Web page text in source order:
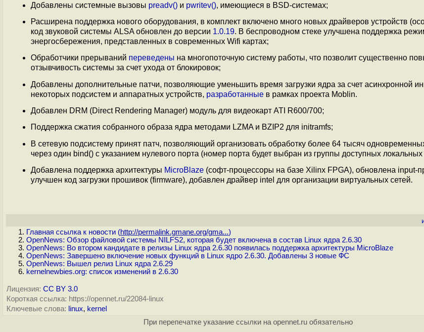
Добавлены системные вызовы preadv() и pwritev(), имеющиеся в BSD-системах;
Расширена поддержка нового оборудования, в комплект включено много новых драйверов устройств
код звуковой системы ALSA обновлен до версии 1.0.19. В беспроводном стеке улучшена поддержка
энергосбережения, представленных в современных Wifi картах;
Обработчики прерываний переведены на многопоточную систему работы, что позволит существенно
отзывчивость системы за счет ухода от блокировок;
Добавлены дополнительные патчи, позволяющие уменьшить время загрузки ядра за счет асинхронной
некоторых подсистем и аппаратных устройств, разработанные в рамках проекта Moblin.
Добавлен DRM (Direct Rendering Manager) модуль для видеокарт ATI R600/700;
Поддержка сжатия собранного образа ядра методами LZMA и BZIP2 для initramfs;
В сетевую подсистему принят патч, позволяющий организовать обработку более 64 тысяч
через один bind() с указанием нулевого порта (номер порта будет выбран из группы доступных
Добавлена поддержка архитектуры MicroBlaze (софт-процессоры на базе Xilinx FPGA), обновлена input-
улучшен код загрузки прошивок (firmware), добавлен драйвер intel для организации виртуальных сетей.
Главная ссылка к новости (http://permalink.gmane.org/gma...)
OpenNews: Обзор файловой системы NILFS2, которая будет включена в состав Linux ядра 2.6.30
OpenNews: Во втором кандидате в релизы Linux ядра 2.6.30 появилась поддержка архитектуры MicroBlaze
OpenNews: Завершено включение новых функций в Linux ядро 2.6.30. Добавлены 3 новые ФС
OpenNews: Вышел релиз Linux ядра 2.6.29
kernelnewbies.org: список изменений в 2.6.30
Лицензия: CC BY 3.0
Короткая ссылка: https://opennet.ru/22084-linux
Ключевые слова: linux, kernel
При перепечатке указание ссылки на opennet.ru обязательно